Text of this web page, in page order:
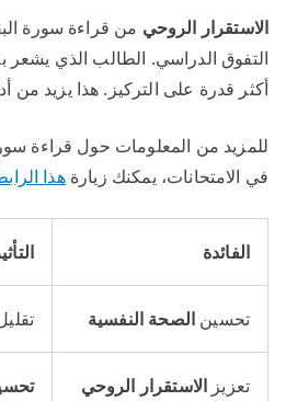
الاستقرار الروحي من قراءة سورة
التفوق الدراسي. الطالب الذي يشعر
أكثر قدرة على التركيز. هذا يزيد من
للمزيد من المعلومات حول قراءة
في الامتحانات، يمكنك زيارةهذا
الفائدة
تحسين الصحة النفسية
تعزيز الاستقرار الروحي